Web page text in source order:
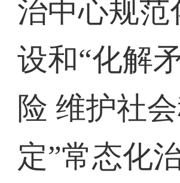
治中心规范
设和“化解
险 维护社
定”常态化